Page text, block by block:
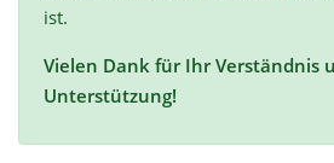
ist.
Vielen Dank für Ihr Verständnis
Unterstützung!